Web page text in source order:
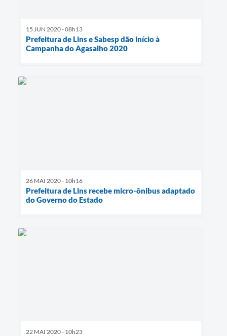
15 JUN 2020 - 08h13
Prefeitura de Lins e Sabesp dão início à
Campanha do Agasalho 2020
26 MAI 2020 - 10h16
Prefeitura de Lins recebe micro-ônibus adaptado
do Governo do Estado
22 MAI 2020 - 10h23